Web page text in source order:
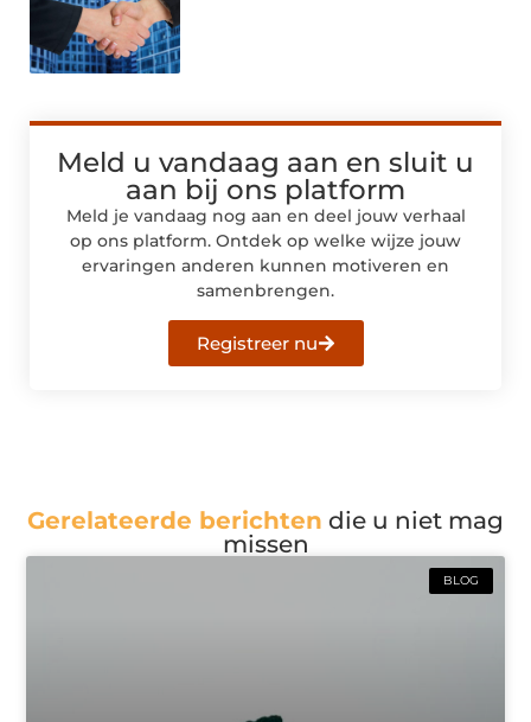
Meld u vandaag aan en sluit u
aan bij ons platform
Meld je vandaag nog aan en deel jouw verhaal
op ons platform. Ontdek op welke wijze jouw
ervaringen anderen kunnen motiveren en
samenbrengen.
Registreer nu
Gerelateerde berichten die u niet mag
missen
BLOG